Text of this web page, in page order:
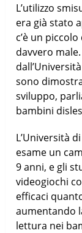
L’utilizzo
era già stato
c’è un
davvero
sono
sviluppo,
bambini
L’Università
esame un
9 anni, e gli
videogiochi
efficaci
aumentando
lettura nei